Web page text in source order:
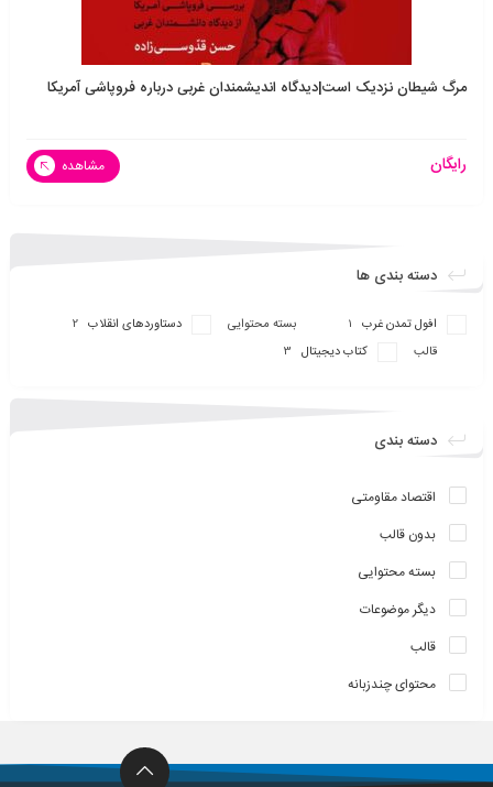
مرگ شیطان نزدیک است|دیدگاه اندیشمندان غربی درباره فروپاشی آمریکا
رایگان مشاهده
دسته بندی ها
افول تمدن غرب 1 بسته محتوایی دستاوردهای انقلاب 2
قالب کتاب دیجیتال 3
دسته بندی
اقتصاد مقاومتی
بدون قالب
بسته محتوایی
دیگر موضوعات
قالب
محتوای چندزبانه